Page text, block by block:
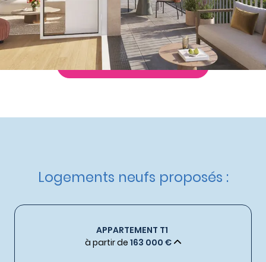
Livraison :3ème trimestre 2028
Etat d'avancement : Nouveau programme
Éligible :Statut LMP,Statut LMNP,Dispositif Jeanbrun
Demande de documentation
Logements neufs proposés :
APPARTEMENT T1
à partir de 163 000 €